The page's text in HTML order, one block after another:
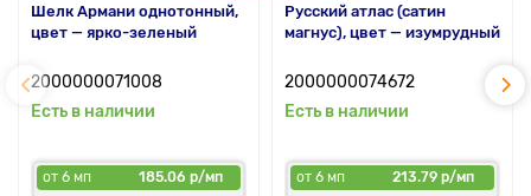
Шелк Армани однотонный,
цвет — ярко-зеленый
2000000071008
Есть в наличии
от 6 мп
185.06 р/мп
Русский атлас (сатин
магнус), цвет — изумрудный
2000000074672
Есть в наличии
от 6 мп
213.79 р/мп